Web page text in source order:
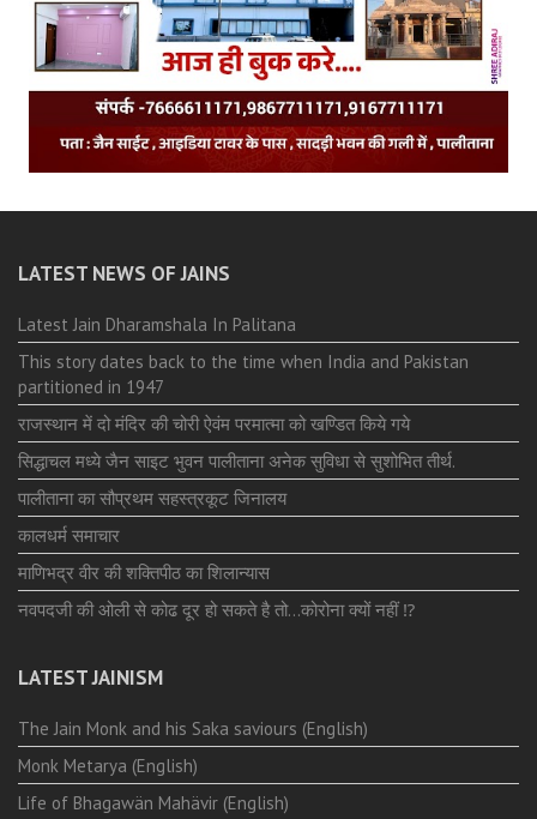
LATEST NEWS OF JAINS
Latest Jain Dharamshala In Palitana
This story dates back to the time when India and Pakistan
partitioned in 1947
राजस्थान में दो मंदिर की चोरी ऐवंम परमात्मा को खण्डित किये गये
सिद्धाचल मध्ये जैन साइट भुवन पालीताना अनेक सुविधा से सुशोभित तीर्थ.
पालीताना का सौप्रथम सहस्त्रकूट जिनालय
कालधर्म समाचार
माणिभद्र वीर की शक्तिपीठ का शिलान्यास
नवपदजी की ओली से कोढ दूर हो सकते है तो…कोरोना क्यों नहीं ⁉️
LATEST JAINISM
The Jain Monk and his Saka saviours (English)
Monk Metarya (English)
Life of Bhagawän Mahävir (English)